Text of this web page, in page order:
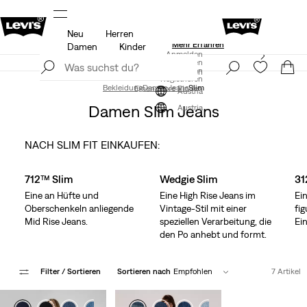
Aktualisierte Versand- und Rückgabebedingungen
Mehr Erfahren
Anmelden
Registrieren
Einen Store Finden
Austria
Neu
Herren
Damen
Kinder
LEVI'S® APP. NUR DAS BESTE FÜR DICH.
Anmelden
Registrieren
Einen Store Finden
Austria
BekleidungDamenJeansSlim
Damen Slim Jeans
NACH SLIM FIT EINKAUFEN:
712™ Slim
Eine an Hüfte und
Oberschenkeln anliegende
Mid Rise Jeans.
Wedgie Slim
Eine High Rise Jeans im
Vintage-Stil mit einer
speziellen Verarbeitung, die
den Po anhebt und formt.
Filter / Sortieren Sortieren nach Empfohlen 7 Artikel